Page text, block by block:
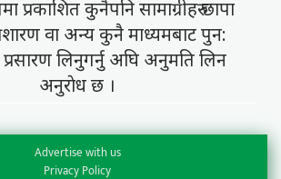
प्रकाशित कुनैपनि सामाग्रीहरु छापा
वा अन्य कुनै माध्यमबाट पुन:
प्रसारण लिनुगर्नु अघि अनुमति लिन
अनुराेध छ ।
Advertise with us
Privacy Policy